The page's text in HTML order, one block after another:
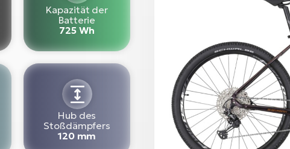
Kapazität der
Batterie
725 Wh
Hub des
Stoßdämpfers
120 mm